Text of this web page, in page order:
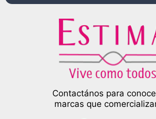
Contactános para
marcas que